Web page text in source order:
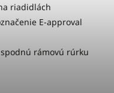
riadidlách
E-approval
rámovú rúrku